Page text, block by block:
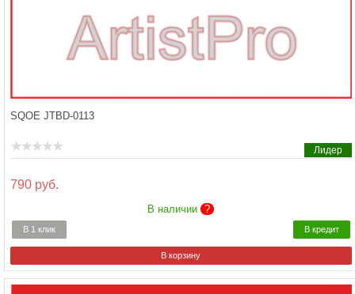
SQOE JTBD-0113
790 руб.
В наличии ?
В 1 клик В кредит
Лидер